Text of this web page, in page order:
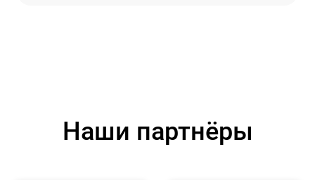
Наши партнёры